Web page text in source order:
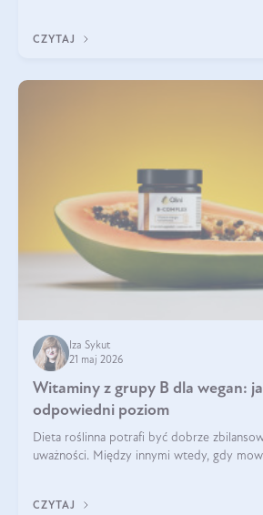
CZYTAJ
Iza Sykut
21 maj 2026
Witaminy z grupy B dla wegan:
odpowiedni poziom
Dieta roślinna potrafi być dobrze
uważności. Między innymi wtedy, gdy
CZYTAJ